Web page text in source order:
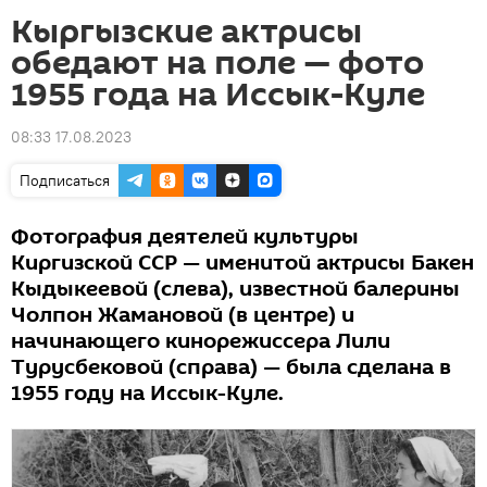
Кыргызские актрисы
обедают на поле — фото
1955 года на Иссык-Куле
08:33 17.08.2023
Подписаться
Фотография деятелей культуры
Киргизской ССР — именитой актрисы Бакен
Кыдыкеевой (слева), известной балерины
Чолпон Жамановой (в центре) и
начинающего кинорежиссера Лили
Турусбековой (справа) — была сделана в
1955 году на Иссык-Куле.